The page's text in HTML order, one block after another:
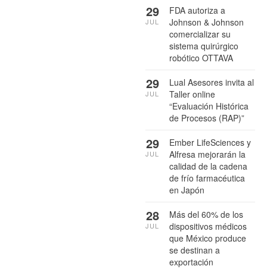
FDA autoriza a
Johnson & Johnson
comercializar su
sistema quirúrgico
robótico OTTAVA
29
JUL
Lual Asesores invita al
Taller online
“Evaluación Histórica
de Procesos (RAP)”
29
JUL
Ember LifeSciences y
Alfresa mejorarán la
calidad de la cadena
de frío farmacéutica
en Japón
29
JUL
Más del 60% de los
dispositivos médicos
que México produce
se destinan a
exportación
28
JUL